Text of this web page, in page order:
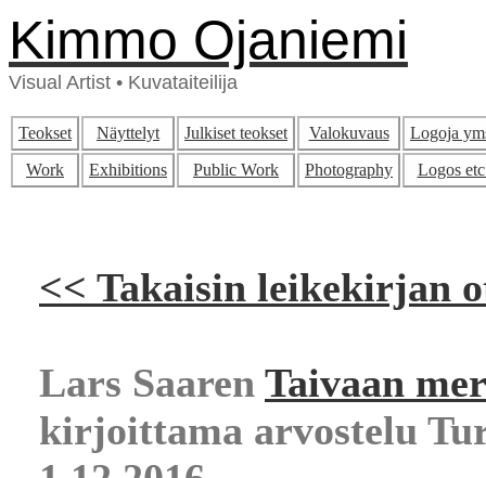
Kimmo Ojaniemi
Visual Artist • Kuvataiteilija
Teokset Näyttelyt Julkiset teokset Valokuvaus
Logoja
Work
Exhibitions Public Work Photography Logos
<< Takaisin leikekirjan
Lars Saaren Taivaan
kirjoittama arvostelu